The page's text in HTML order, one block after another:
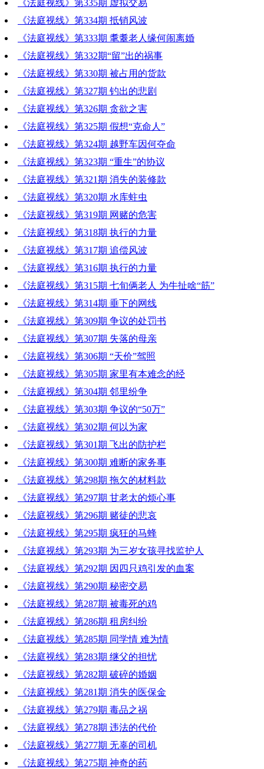
《法庭视线》第335期 虚拟交易
《法庭视线》第334期 抵销风波
《法庭视线》第333期 耄耋老人缘何闹离婚
《法庭视线》第332期“留”出的祸事
《法庭视线》第330期 被占用的货款
《法庭视线》第327期 钓出的悲剧
《法庭视线》第326期 贪欲之害
《法庭视线》第325期 假想“克命人”
《法庭视线》第324期 越野车因何夺命
《法庭视线》第323期 “重生”的协议
《法庭视线》第321期 消失的装修款
《法庭视线》第320期 水库蛀虫
《法庭视线》第319期 网赌的危害
《法庭视线》第318期 执行的力量
《法庭视线》第317期 追偿风波
《法庭视线》第316期 执行的力量
《法庭视线》第315期 七旬俩老人 为牛扯啥“筋”
《法庭视线》第314期 垂下的网线
《法庭视线》第309期 争议的处罚书
《法庭视线》第307期 失落的母亲
《法庭视线》第306期 “天价”驾照
《法庭视线》第305期 家里有本难念的经
《法庭视线》第304期 邻里纷争
《法庭视线》第303期 争议的“50万”
《法庭视线》第302期 何以为家
《法庭视线》第301期 飞出的防护栏
《法庭视线》第300期 难断的家务事
《法庭视线》第298期 拖欠的材料款
《法庭视线》第297期 甘老太的烦心事
《法庭视线》第296期 赌徒的悲哀
《法庭视线》第295期 疯狂的马蜂
《法庭视线》第293期 为三岁女孩寻找监护人
《法庭视线》第292期 因四只鸡引发的血案
《法庭视线》第290期 秘密交易
《法庭视线》第287期 被毒死的鸡
《法庭视线》第286期 租房纠纷
《法庭视线》第285期 同学情 难为情
《法庭视线》第283期 继父的担忧
《法庭视线》第282期 破碎的婚姻
《法庭视线》第281期 消失的医保金
《法庭视线》第279期 毒品之祸
《法庭视线》第278期 违法的代价
《法庭视线》第277期 无辜的司机
《法庭视线》第275期 神奇的药